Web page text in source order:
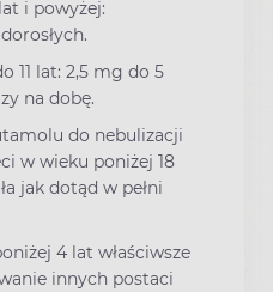
i powyżej:
11 lat: 2,5 mg do 5
na dobę.
do nebulizacji
w wieku poniżej 18
jak dotąd w pełni
4 lat właściwsze
innych postaci